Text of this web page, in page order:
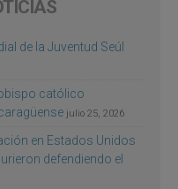
de la Juventud Seúl
católico
julio 25, 2026
en Estados Unidos
defendiendo el